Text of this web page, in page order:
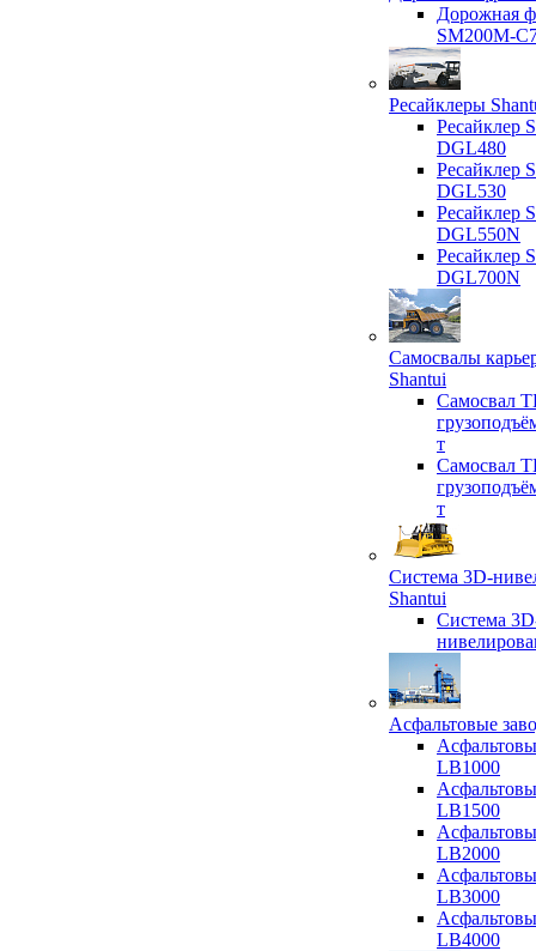
Дорожная
SM200M-
Ресайклеры
Ресайклер
DGL480
Ресайклер
DGL530
Ресайклер
DGL550N
Ресайклер
DGL700N
Самосвалы
Shantui
Самосвал
т
Самосвал
т
Система 3D-
Shantui
Система
Асфальтовые
LB1000
LB1500
LB2000
LB3000
LB4000